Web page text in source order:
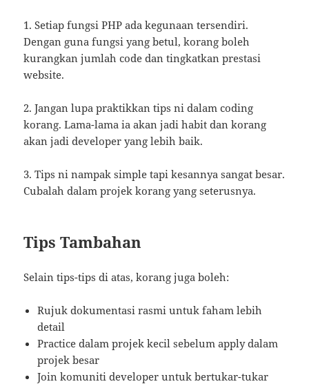
1. Setiap fungsi PHP ada kegunaan tersendiri.
Dengan guna fungsi yang betul, korang boleh
kurangkan jumlah code dan tingkatkan prestasi
website.
2. Jangan lupa praktikkan tips ni dalam coding
korang. Lama-lama ia akan jadi habit dan korang
akan jadi developer yang lebih baik.
3. Tips ni nampak simple tapi kesannya sangat besar.
Cubalah dalam projek korang yang seterusnya.
Tips Tambahan
Selain tips-tips di atas, korang juga boleh:
Rujuk dokumentasi rasmi untuk faham lebih
detail
Practice dalam projek kecil sebelum apply dalam
projek besar
Join komuniti developer untuk bertukar-tukar